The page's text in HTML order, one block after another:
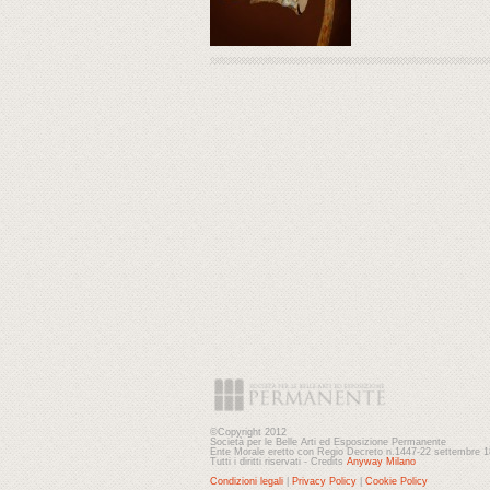
©Copyright 2012
Società per le Belle Arti ed Esposizione Permanente
Ente Morale eretto con Regio Decreto n.1447-22 settembre
Tutti i diritti riservati - Credits Anyway Milano
Condizioni legali
Privacy Policy Cookie Policy